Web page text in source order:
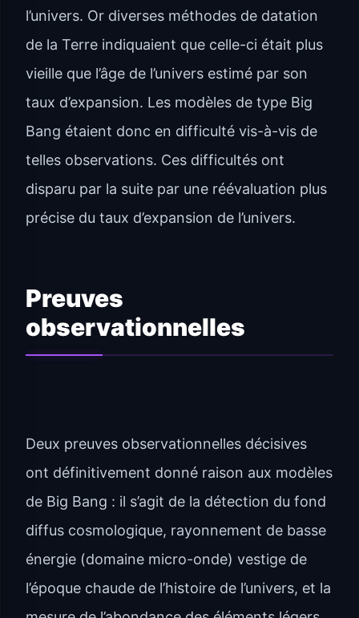
l’univers. Or diverses méthodes de datation
de la Terre indiquaient que celle-ci était plus
vieille que l’âge de l’univers estimé par son
taux d’expansion. Les modèles de type Big
Bang étaient donc en difficulté vis-à-vis de
telles observations. Ces difficultés ont
disparu par la suite par une réévaluation plus
précise du taux d’expansion de l’univers.
Preuves
observationnelles
Deux preuves observationnelles décisives
ont définitivement donné raison aux modèles
de Big Bang : il s’agit de la détection du fond
diffus cosmologique, rayonnement de basse
énergie (domaine micro-onde) vestige de
l’époque chaude de l’histoire de l’univers, et la